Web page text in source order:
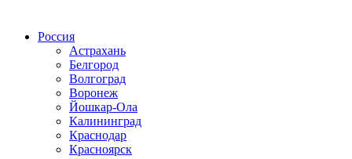
Россия
Астрахань
Белгород
Волгоград
Воронеж
Йошкар-Ола
Калининград
Краснодар
Красноярск